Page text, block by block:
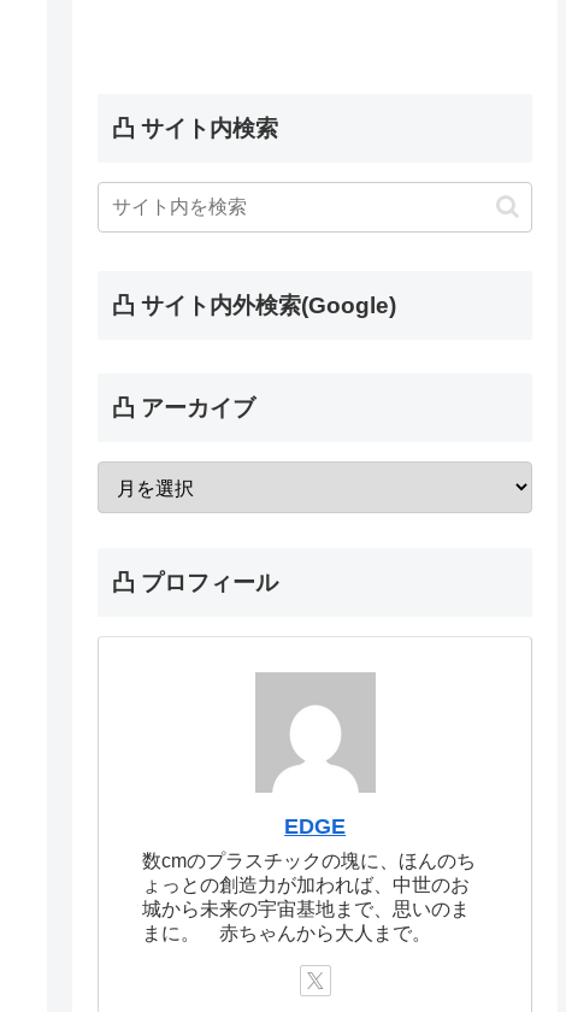
凸 サイト内検索
凸 サイト内外検索(Google)
凸 アーカイブ
凸 プロフィール
EDGE
数cmのプラスチックの塊に、ほんのち
ょっとの創造力が加われば、中世のお
城から未来の宇宙基地まで、思いのま
まに。 赤ちゃんから大人まで。